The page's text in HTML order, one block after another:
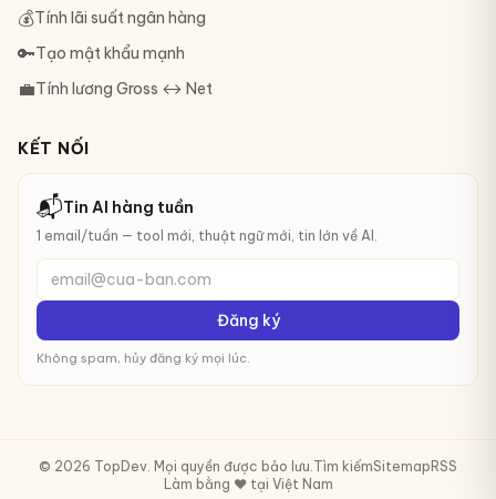
💰Tính lãi suất ngân hàng
🔑Tạo mật khẩu mạnh
💼Tính lương Gross ↔ Net
KẾT NỐI
📬Tin AI hàng tuần
1 email/tuần — tool mới, thuật ngữ mới, tin lớn về AI.
email@cua-ban.com
Đăng ký
Không spam, hủy đăng ký mọi lúc.
© 2026 TopDev. Mọi quyền được bảo lưu.Tìm kiếmSitemap RSS
Làm bằng ❤️ tại Việt Nam